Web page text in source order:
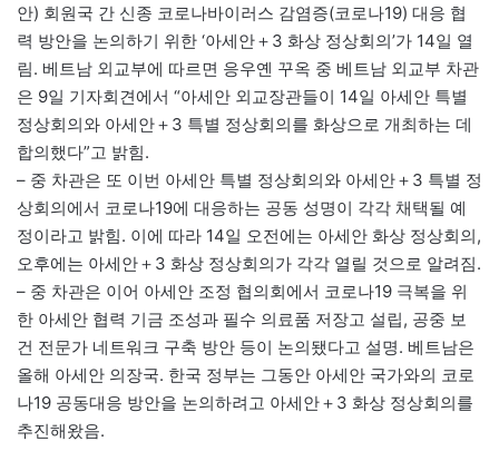
안) 회원국 간 신종 코로나바이러스 감염증(코로나19) 대응 협
력 방안을 논의하기 위한 ‘아세안＋3 화상 정상회의’가 14일 열
림. 베트남 외교부에 따르면 응우옌 꾸옥 중 베트남 외교부 차관
은 9일 기자회견에서 “아세안 외교장관들이 14일 아세안 특별
정상회의와 아세안＋3 특별 정상회의를 화상으로 개최하는 데
합의했다”고 밝힘.
– 중 차관은 또 이번 아세안 특별 정상회의와 아세안＋3 특별 정
상회의에서 코로나19에 대응하는 공동 성명이 각각 채택될 예
정이라고 밝힘. 이에 따라 14일 오전에는 아세안 화상 정상회의,
오후에는 아세안＋3 화상 정상회의가 각각 열릴 것으로 알려짐.
– 중 차관은 이어 아세안 조정 협의회에서 코로나19 극복을 위
한 아세안 협력 기금 조성과 필수 의료품 저장고 설립, 공중 보
건 전문가 네트워크 구축 방안 등이 논의됐다고 설명. 베트남은
올해 아세안 의장국. 한국 정부는 그동안 아세안 국가와의 코로
나19 공동대응 방안을 논의하려고 아세안＋3 화상 정상회의를
추진해왔음.